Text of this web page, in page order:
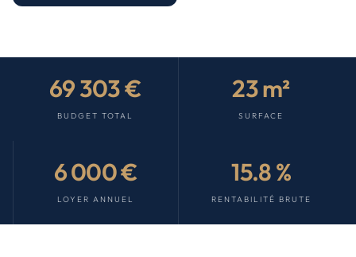
69 303 €
BUDGET TOTAL
23 m²
SURFACE
6 000 €
LOYER ANNUEL
15.8 %
RENTABILITÉ BRUTE